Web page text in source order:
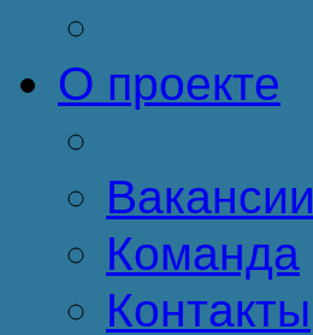
О проекте
Вакансии
Команда
Контакты